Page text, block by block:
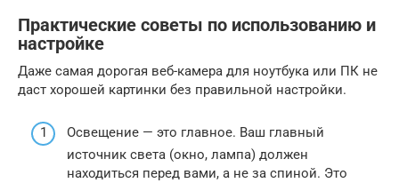
Практические советы по использованию и
настройке
Даже самая дорогая веб-камера для ноутбука или ПК не
даст хорошей картинки без правильной настройки.
Освещение — это главное. Ваш главный
источник света (окно, лампа) должен
находиться перед вами, а не за спиной. Это